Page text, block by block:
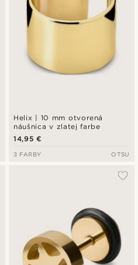
Helix | 10 mm otvorená
náušnica v zlatej farbe
14,95 €
3 FARBY OTSU